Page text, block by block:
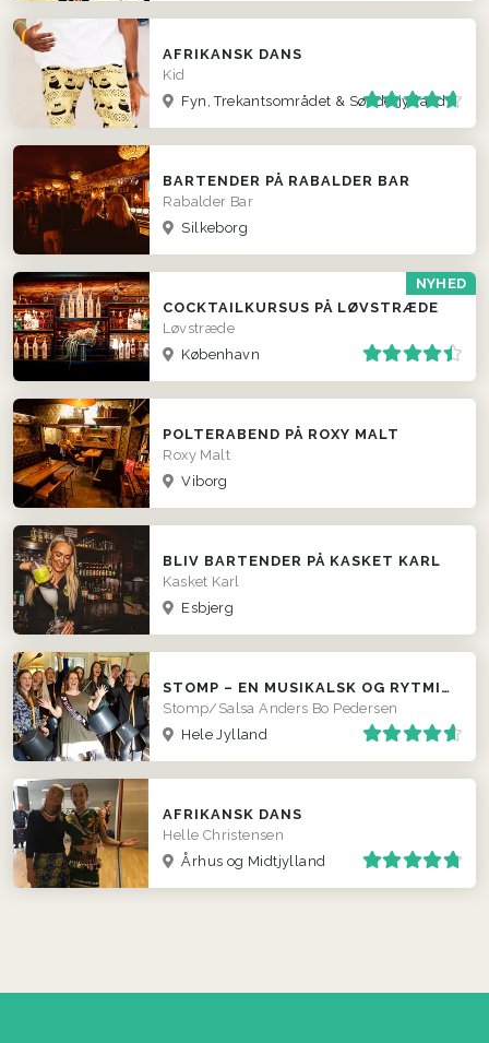
AFRIKANSK DANS
Kid
Fyn, Trekantsområdet & Sønderjylland
BARTENDER PÅ RABALDER BAR
Rabalder Bar
Silkeborg
NYHED
COCKTAILKURSUS PÅ LØVSTRÆDE
Løvstræde
København
POLTERABEND PÅ ROXY MALT
Roxy Malt
Viborg
BLIV BARTENDER PÅ KASKET KARL
Kasket Karl
Esbjerg
STOMP – EN MUSIKALSK OG RYTMISK OPLEVELSE TIL HELE JYLLAND
Stomp/Salsa Anders Bo Pedersen
Hele Jylland
AFRIKANSK DANS
Helle Christensen
Århus og Midtjylland